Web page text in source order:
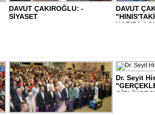
DAVUT ÇAKIROĞLU: -
SİYASET
DAVUT
HAFIZA
Dr. Seyit